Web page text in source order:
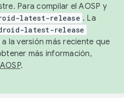
Para compilar el AOSP y
latest-release . La
latest-release
la versión más reciente que
más información,
.